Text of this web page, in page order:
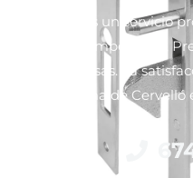
Ofrecemos un servicio
precios competitivos.
sin sorpresas. La
La Palma de Cervelló